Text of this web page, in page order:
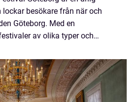
lockar besökare från när och
Göteborg. Med en
av olika typer och
upplevelse för alla som d...